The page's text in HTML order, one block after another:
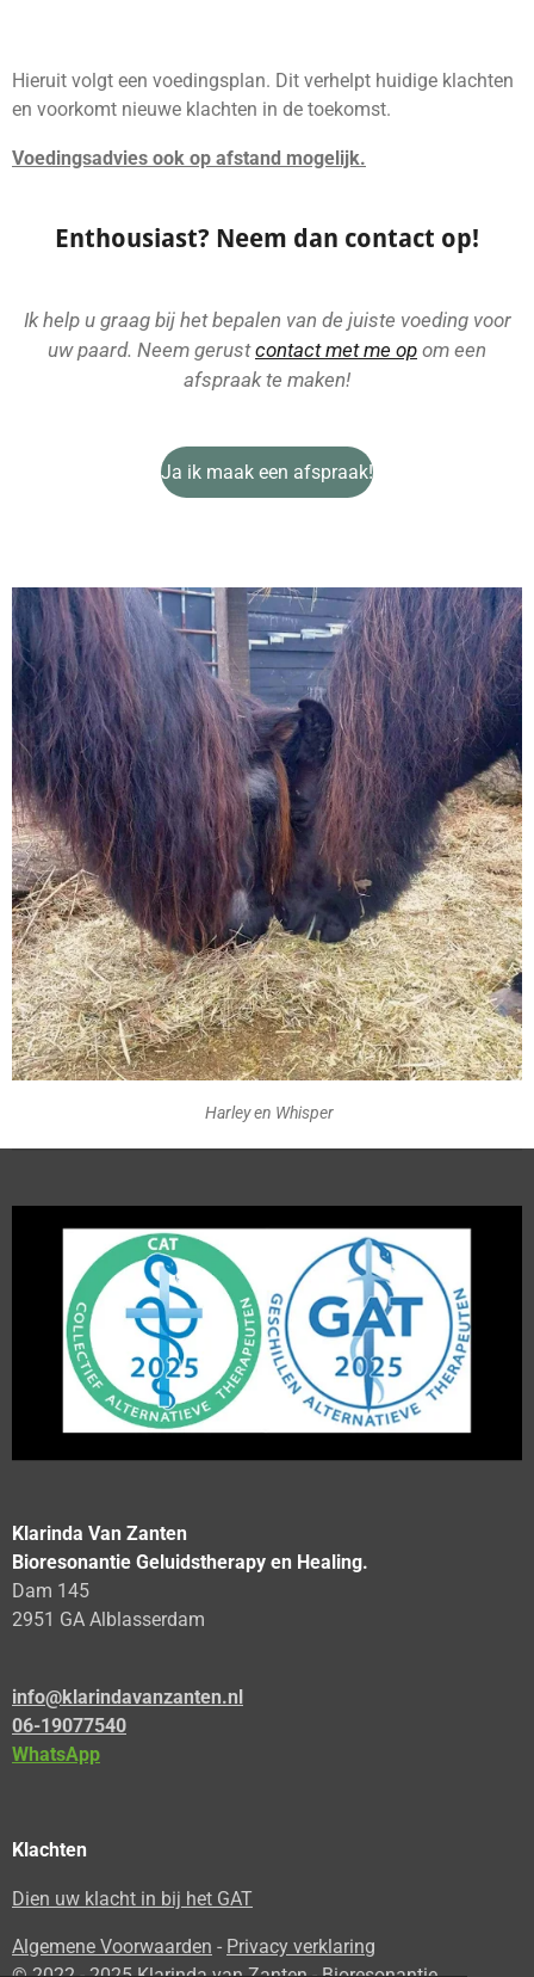
Hieruit volgt een voedingsplan. Dit verhelpt huidige klachten
en voorkomt nieuwe klachten in de toekomst.
Voedingsadvies ook op afstand mogelijk.
Enthousiast? Neem dan contact op!
Ik help u graag bij het bepalen van de juiste voeding voor
uw paard. Neem gerustcontact met me op om een
afspraak te maken!
Ja ik maak een afspraak!
Harley en Whisper
Klarinda Van Zanten
Bioresonantie Geluidstherapy en Healing.
Dam 145
2951 GA Alblasserdam
info@klarindavanzanten.nl
06-19077540
WhatsApp
Klachten
Dien uw klacht in bij het GAT
Algemene Voorwaarden - Privacy verklaring